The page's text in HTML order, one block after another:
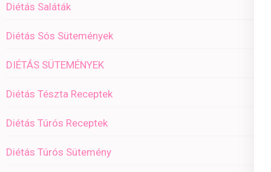
Diétás Saláták
Diétás Sós Sütemények
DIÉTÁS SÜTEMÉNYEK
Diétás Tészta Receptek
Diétás Túrós Receptek
Diétás Túrós Sütemény